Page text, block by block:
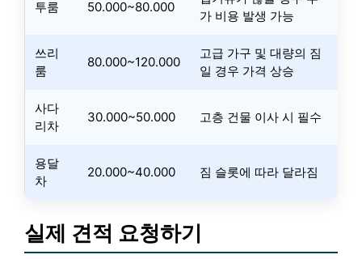
투룸 50.000~80.000
가 비용 발생 가능
쓰리
룸
80.000~120.000
고급 가구 및 대량의 짐
일 경우 가격 상승
사다
리차
30.000~50.000 고층 건물 이사 시 필수
용달
차
20.000~40.000 짐 슬롯에 따라 달라짐
실제 견적 요청하기